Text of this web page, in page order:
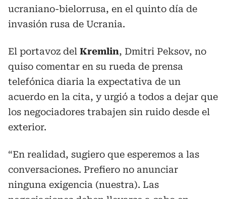
ucraniano-bielorrusa, en el quinto día de
invasión rusa de Ucrania.
El portavoz del Kremlin, Dmitri Peksov, no
quiso comentar en su rueda de prensa
telefónica diaria la expectativa de un
acuerdo en la cita, y urgió a todos a dejar que
los negociadores trabajen sin ruido desde el
exterior.
“En realidad, sugiero que esperemos a las
conversaciones. Prefiero no anunciar
ninguna exigencia (nuestra). Las